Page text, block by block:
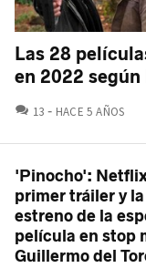
Las 28
en 2022
13 COMENTARIOS
HACE 5 AÑOS
'Pinocho':
primer tráiler y
estreno de la
película en stop
Guillermo del